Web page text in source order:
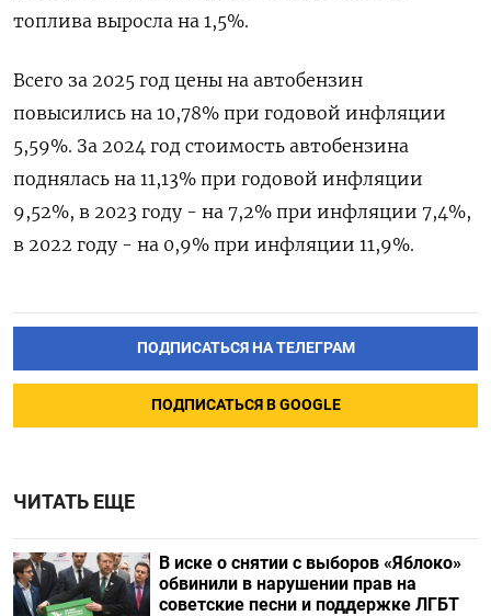
топлива выросла на 1,5%.
Всего ‍за 2025 год ‍цены на автобензин
повысились на 10,78% при годовой инфляции
5,59%. За ‍2024 год стоимость автобензина
поднялась на 11,13% при годовой инфляции
9,52%, в 2023 году - на 7,2% при ⁠инфляции 7,4%,
в 2022 году - на 0,9% при инфляции 11,9%.
ПОДПИСАТЬСЯ НА ТЕЛЕГРАМ
ПОДПИСАТЬСЯ В GOOGLE
ЧИТАТЬ ЕЩЕ
В иске о снятии с выборов «Яблоко»
обвинили в нарушении прав на
советские песни и поддержке ЛГБТ